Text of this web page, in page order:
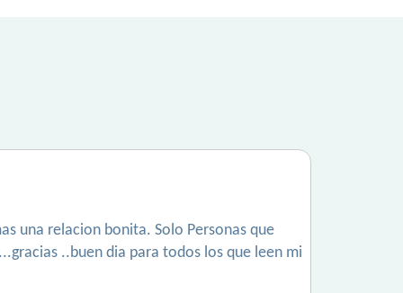
una relacion bonita. Solo Personas que
..buen dia para todos los que leen mi